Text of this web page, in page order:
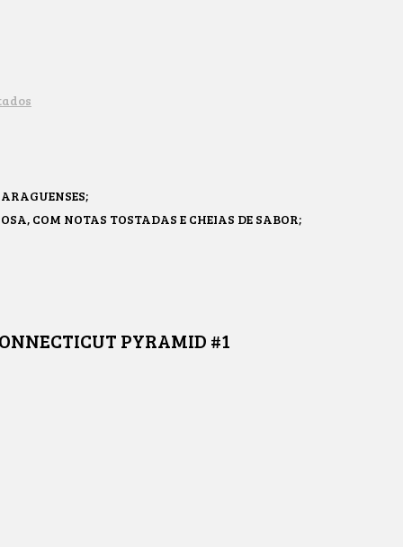
COM NOTAS TOSTADAS E CHEIAS DE SABOR;
PYRAMID #1